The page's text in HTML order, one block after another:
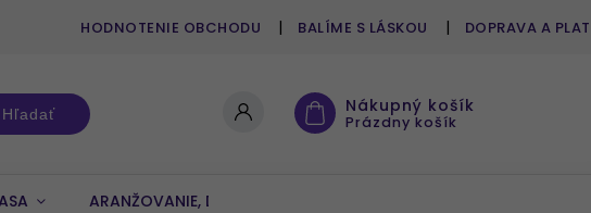
HODNOTENIE OBCHODU BALÍME S LÁSKOU DOPRAVA A
Hľadať Nákupný košík
Prázdny košík
ARANŽOVANIE, DEKOROVANIE